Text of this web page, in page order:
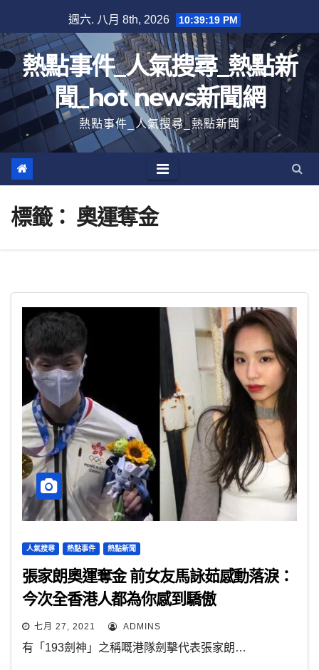
至
內
容
週六. 八月 8th, 2026 10:39:19 PM
熱點事件_人氣搜尋_熱點新
聞_hot news新聞網
熱點事件_人氣搜尋_熱點新聞
標籤： 奧運奪金
人氣搜尋 熱點事件 熱點新聞
張家朗奧運奪金 前女友馬詠茹感動落淚：
今次全香港人都為你感到驕傲
七月 27, 2021 ADMINS
有「193劍神」之稱嘅港隊劍擊代表張家朗…